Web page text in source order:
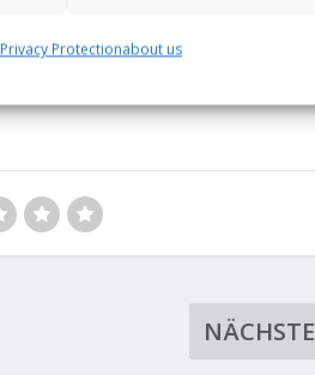
Privacy Protectionabout us
NÄCHSTE